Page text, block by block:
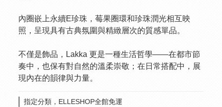
內圈嵌上永續E珍珠，莓果圈環和珍珠潤光相互映
照，呈現具有古典氛圍與精緻層次的質感單品。
不僅是飾品，Lakka 更是一種生活哲學——在都市節
奏中，也保有對自然的溫柔崇敬；在日常搭配中，展
現內在的韻律與力量。
指定分類，ELLESHOP全館免運